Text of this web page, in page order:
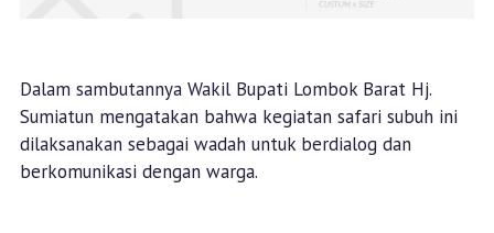
Dalam sambutannya Wakil Bupati Lombok Barat Hj.
Sumiatun mengatakan bahwa kegiatan safari subuh ini
dilaksanakan sebagai wadah untuk berdialog dan
berkomunikasi dengan warga.